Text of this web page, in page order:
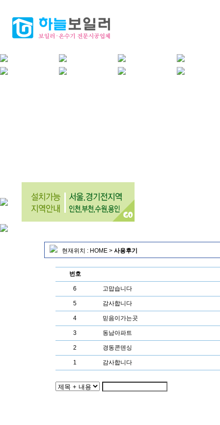
현재위치 : HOME > 사용후기
번호
6 고맙습니다
5 감사합니다
4 믿음이가는곳
3 동남아파트
2 경동콘덴싱
1 감사합니다